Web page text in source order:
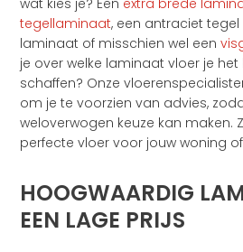
wat kies je? Een extra brede
tegellaminaat, een antraciet tegel
laminaat of misschien wel een
je over welke laminaat vloer je
schaffen? Onze
om je te voorzien van advies,
weloverwogen keuze kan maken.
perfecte vloer voor jouw woning
HOOGWAARDIG
EEN LAGE PRIJS